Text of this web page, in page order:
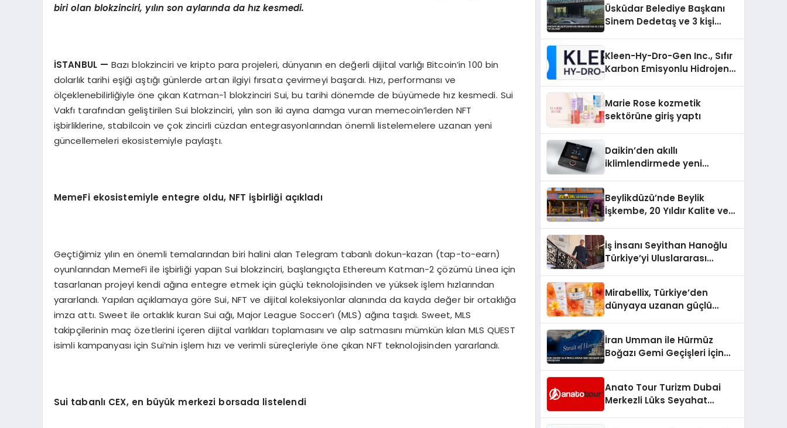
biri olan blokzinciri, yılın son aylarında da hız kesmedi.
İSTANBUL — Bazı blokzinciri ve kripto para projeleri, dünyanın en değerli dijital varlığı Bitcoin’in 100 bin
dolarlık tarihi eşiği aştığı günlerde artan ilgiyi fırsata çevirmeyi başardı. Hızı, performansı ve
ölçeklenebilirliğiyle öne çıkan Katman-1 blokzinciri Sui, bu tarihi dönemde de büyümede hız kesmedi. Sui
Vakfı tarafından geliştirilen Sui blokzinciri, yılın son iki ayına damga vuran memecoin’lerden NFT
işbirliklerine, stabilcoin ve çok zincirli cüzdan entegrasyonlarından önemli listelemelere uzanan yeni
güncellemeleri ekosistemiyle paylaştı.
MemeFi ekosistemiyle entegre oldu, NFT işbirliği açıkladı
Geçtiğimiz yılın en önemli temalarından biri halini alan Telegram tabanlı dokun-kazan (tap-to-earn)
oyunlarından MemeFi ile işbirliği yapan Sui blokzinciri, başlangıçta Ethereum Katman-2 çözümü Linea için
tasarlanan projeyi kendi ağına entegre etmek için güçlü teknolojisinden ve yüksek işlem hızlarından
yararlandı. Yapılan açıklamaya göre Sui, NFT ve dijital koleksiyonlar alanında da kayda değer bir ortaklığa
imza attı. Sweet ile ortaklık kuran Sui ağı, Major League Soccer’ı (MLS) ağına taşıdı. Sweet, MLS
takipçilerinin maç özetlerini içeren dijital varlıkları toplamasını ve alıp satmasını mümkün kılan MLS QUEST
isimli kampanyası için Sui’nin işlem hızı ve verimli süreçleriyle öne çıkan NFT teknolojisinden yararlandı.
Sui tabanlı CEX, en büyük merkezi borsada listelendi
Üsküdar Belediye Başkanı
Sinem Dedetaş ve 3 kişi
Kleen-Hy-Dro-Gen Inc., Sıfır
Karbon Emisyonlu Hidrojen
Aldı
Marie Rose kozmetik
sektörüne giriş yaptı
Daikin’den akıllı
iklimlendirmede yeni
Beylikdüzü’nde Beylik
İşkembe, 20 Yıldır Kalite ve
İş İnsanı Seyithan Hanoğlu
Türkiye’yi Uluslararası
Mirabellix, Türkiye’den
dünyaya uzanan güçlü
İran Umman ile Hürmüz
Boğazı Gemi Geçişleri İçin
Anato Tour Turizm Dubai
Merkezli Lüks Seyahat